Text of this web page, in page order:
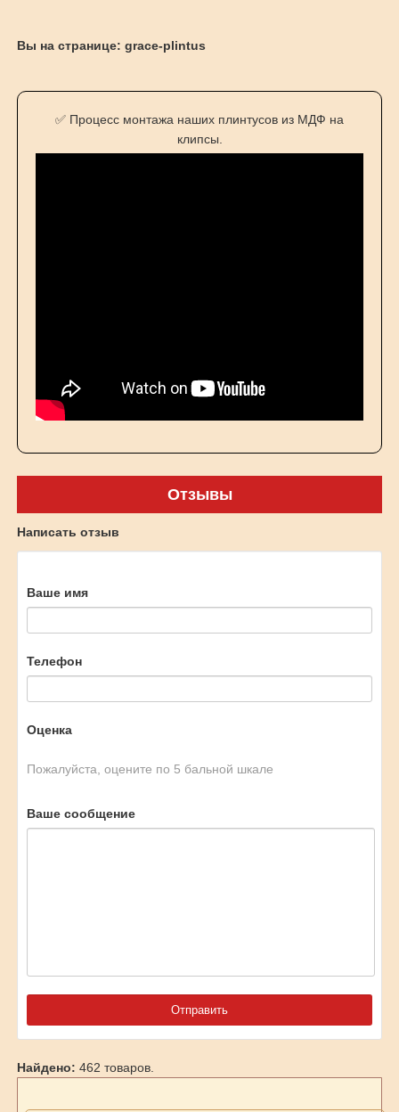
Вы на странице: grace-plintus
✅ Процесс монтажа наших плинтусов из МДФ на
клипсы.
Отзывы
Написать отзыв
Ваше имя
Телефон
Оценка
Пожалуйста, оцените по 5 бальной шкале
Ваше сообщение
Найдено: 462 товаров.